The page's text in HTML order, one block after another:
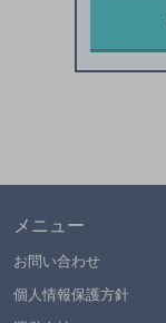
メニュー
お問い合わせ
個人情報保護方針